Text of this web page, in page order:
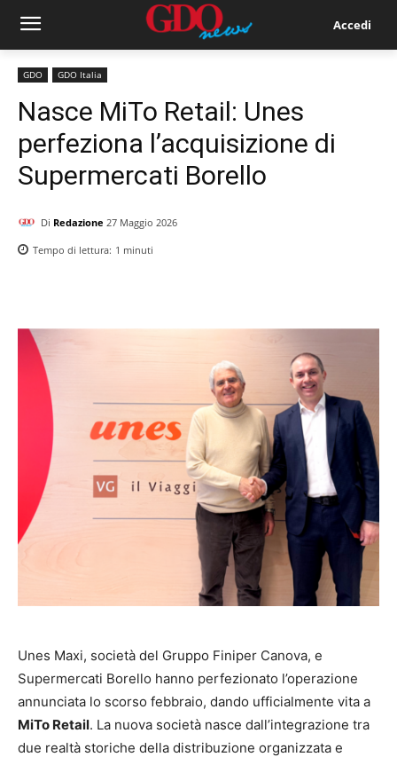
Accedi
GDO GDO Italia
Nasce MiTo Retail: Unes
perfeziona l’acquisizione di
Supermercati Borello
Di Redazione 27 Maggio 2026
Tempo di lettura: 1 minuti
Unes Maxi, società del Gruppo Finiper Canova, e
Supermercati Borello hanno perfezionato l’operazione
annunciata lo scorso febbraio, dando ufficialmente vita a
MiTo Retail. La nuova società nasce dall’integrazione tra
due realtà storiche della distribuzione organizzata e